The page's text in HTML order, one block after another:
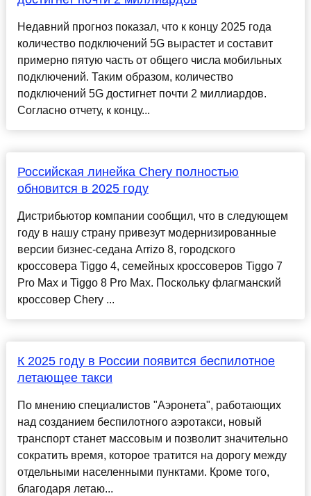
Недавний прогноз показал, что к концу 2025 года
количество подключений 5G вырастет и составит
примерно пятую часть от общего числа мобильных
подключений. Таким образом, количество
подключений 5G достигнет почти 2 миллиардов.
Согласно отчету, к концу...
Российская линейка Chery полностью
обновится в 2025 году
Дистрибьютор компании сообщил, что в следующем
году в нашу страну привезут модернизированные
версии бизнес-седана Arrizo 8, городского
кроссовера Tiggo 4, семейных кроссоверов Tiggo 7
Pro Max и Tiggo 8 Pro Max. Поскольку флагманский
кроссовер Chery ...
К 2025 году в России появится беспилотное
летающее такси
По мнению специалистов "Аэронета", работающих
над созданием беспилотного аэротакси, новый
транспорт станет массовым и позволит значительно
сократить время, которое тратится на дорогу между
отдельными населенными пунктами. Кроме того,
благодаря летаю...